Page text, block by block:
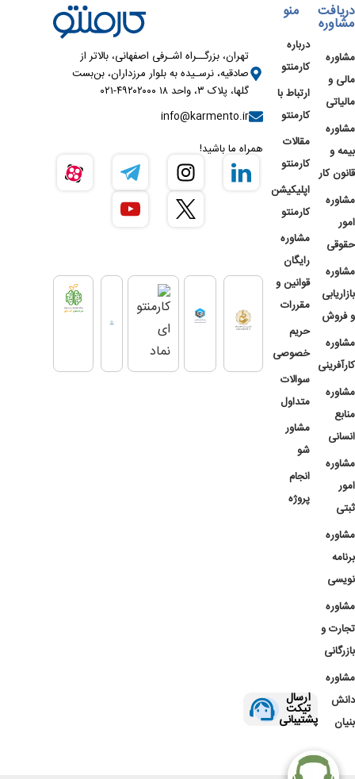
دریافت
مشاوره
مشاوره
مالی و
مالیاتی
مشاوره
بیمه و
قانون کار
مشاوره
امور
حقوقی
مشاوره
بازاریابی
و فروش
مشاوره
کارآفرینی
مشاوره
منابع
انسانی
مشاوره
امور
ثبتی
مشاوره
برنامه
نویسی
مشاوره
تجارت و
بازرگانی
مشاوره
دانش
بنیان
منو
درباره
کارمنتو
ارتباط با
کارمنتو
مقالات
کارمنتو
اپلیکیشن
کارمنتو
مشاوره
رایگان
قوانین و
مقررات
حریم
خصوصی
سوالات
متداول
مشاور
شو
انجام
پروژه
ارسال
تیکت
پشتیبانی
تهران، بزرگــراه اشـرفی اصفهانی، بالاتر از
صادقیه، نرسـیده به بلوار مرزداران، بن‌بست
گلها، پلاک ۳، واحد ۱۸ ۴۹۲۰۲۰۰۰-۰۲۱
info@karmento.ir
همراه ما باشید!